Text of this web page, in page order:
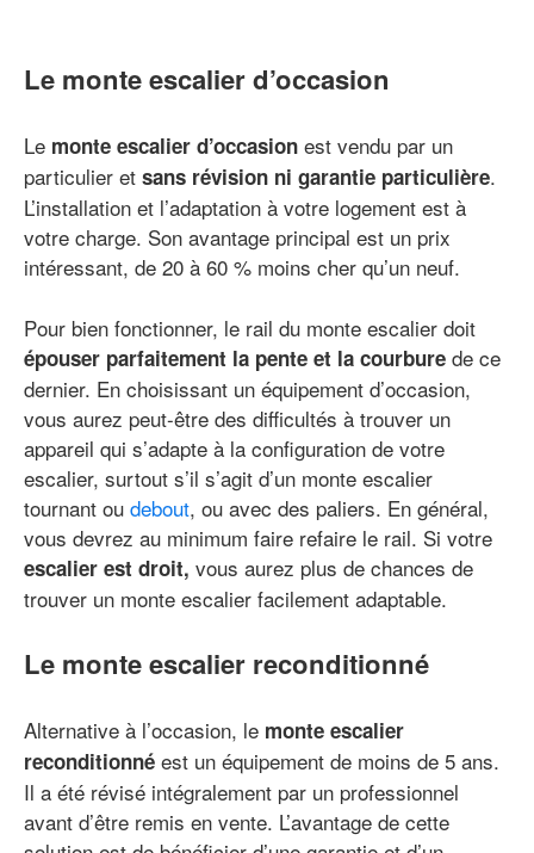
Le monte escalier d’occasion
Le monte escalier d’occasion est vendu par un
particulier et sans révision ni garantie particulière.
L’installation et l’adaptation à votre logement est à
votre charge. Son avantage principal est un prix
intéressant, de 20 à 60 % moins cher qu’un neuf.
Pour bien fonctionner, le rail du monte escalier doit
épouser parfaitement la pente et la courbure de ce
dernier. En choisissant un équipement d’occasion,
vous aurez peut-être des difficultés à trouver un
appareil qui s’adapte à la configuration de votre
escalier, surtout s’il s’agit d’un monte escalier
tournant ou debout, ou avec des paliers. En général,
vous devrez au minimum faire refaire le rail. Si votre
escalier est droit, vous aurez plus de chances de
trouver un monte escalier facilement adaptable.
Le monte escalier reconditionné
Alternative à l’occasion, le monte escalier
reconditionné est un équipement de moins de 5 ans.
Il a été révisé intégralement par un professionnel
avant d’être remis en vente. L’avantage de cette